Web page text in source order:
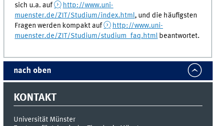
sich u.a. auf
http://www.uni-
muenster.de/ZIT/Studium/index.html, und die häufigsten
Fragen werden kompakt auf
http://www.uni-
muenster.de/ZIT/Studium/studium_faq.html beantwortet.
nach oben
KONTAKT
Universität Münster